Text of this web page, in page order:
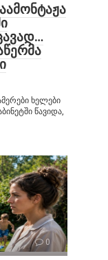
ხელები
წავიდა,
0